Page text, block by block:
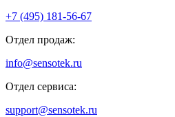
+7 (495) 181-56-67
Отдел продаж:
info@sensotek.ru
Отдел сервиса:
support@sensotek.ru